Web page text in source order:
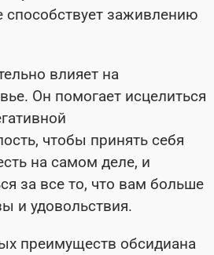
заживлению
влияет на
Он помогает исцелиться
чтобы принять себя
на самом деле, и
за все то, что вам больше
и удовольствия.
преимуществ обсидиана